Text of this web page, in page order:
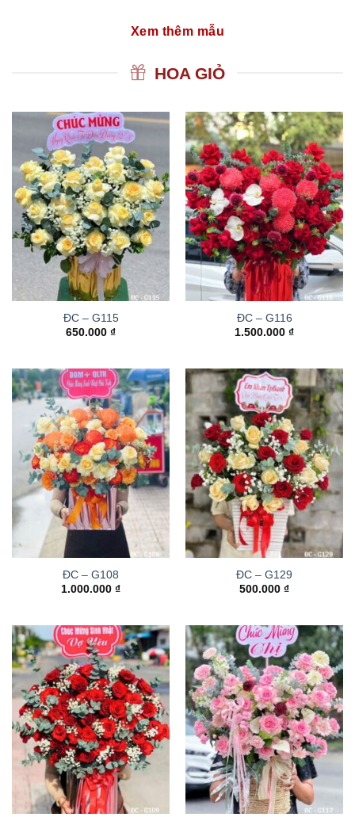
Xem thêm mẫu
HOA GIỎ
ĐC – G115
650.000 ₫
ĐC – G116
1.500.000 ₫
ĐC – G108
1.000.000 ₫
ĐC – G129
500.000 ₫